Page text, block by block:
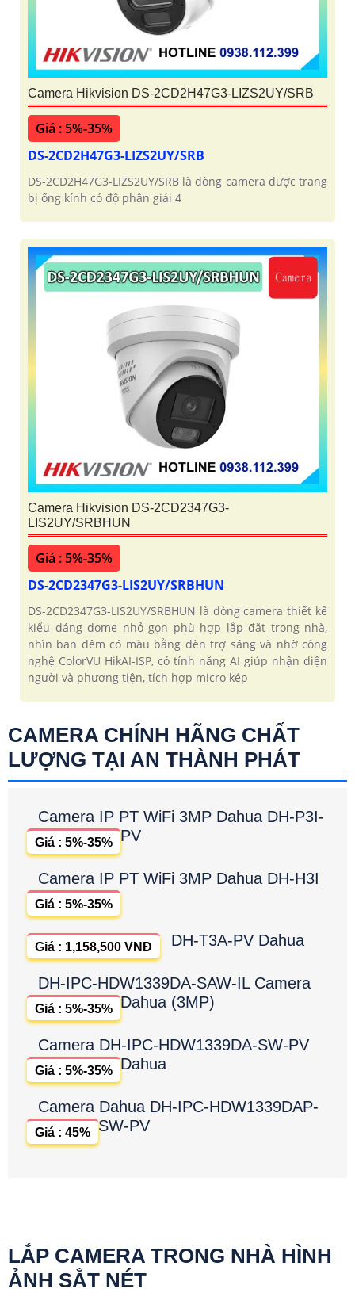
Camera Hikvision DS-2CD2H47G3-LIZS2UY/SRB
Giá : 5%-35%
DS-2CD2H47G3-LIZS2UY/SRB
DS-2CD2H47G3-LIZS2UY/SRB là dòng camera được trang
bị ống kính có độ phân giải 4
Camera Hikvision DS-2CD2347G3-
LIS2UY/SRBHUN
Giá : 5%-35%
DS-2CD2347G3-LIS2UY/SRBHUN
DS-2CD2347G3-LIS2UY/SRBHUN là dòng camera thiết kế
kiểu dáng dome nhỏ gọn phù hợp lắp đặt trong nhà,
nhìn ban đêm có màu bằng đèn trợ sáng và nhờ công
nghệ ColorVU HikAI-ISP, có tính năng AI giúp nhận diện
người và phương tiện, tích hợp micro kép
CAMERA CHÍNH HÃNG CHẤT
LƯỢNG TẠI AN THÀNH PHÁT
Camera IP PT WiFi 3MP Dahua DH-P3I-
PV
Giá : 5%-35%
Camera IP PT WiFi 3MP Dahua DH-H3I
Giá : 5%-35%
DH-T3A-PV Dahua
Giá : 1,158,500 VNĐ
DH-IPC-HDW1339DA-SAW-IL Camera
Dahua (3MP)
Giá : 5%-35%
Camera DH-IPC-HDW1339DA-SW-PV
Dahua
Giá : 5%-35%
Camera Dahua DH-IPC-HDW1339DAP-
SW-PV
Giá : 45%
LẮP CAMERA TRONG NHÀ HÌNH
ẢNH SẮT NÉT